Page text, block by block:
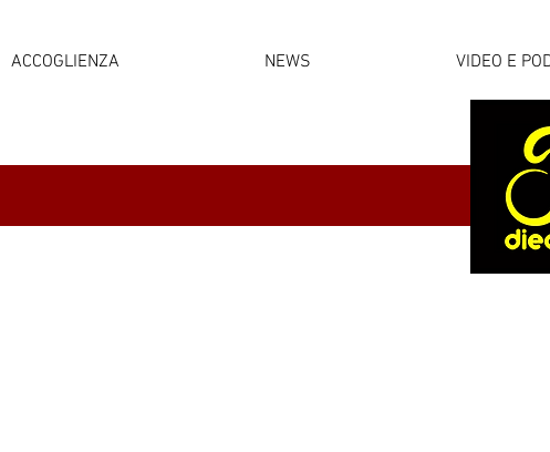
ACCOGLIENZA NEWS VIDEO E